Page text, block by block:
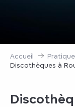
Accueil Pratique
Discothèques à